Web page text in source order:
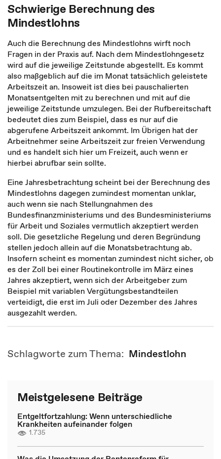
Schwierige Berechnung des
Mindestlohns
Auch die Berechnung des Mindestlohns wirft noch
Fragen in der Praxis auf. Nach dem Mindestlohngesetz
wird auf die jeweilige Zeitstunde abgestellt. Es kommt
also maßgeblich auf die im Monat tatsächlich geleistete
Arbeitszeit an. Insoweit ist dies bei pauschalierten
Monatsentgelten mit zu berechnen und mit auf die
jeweilige Zeitstunde umzulegen. Bei der Rufbereitschaft
bedeutet dies zum Beispiel, dass es nur auf die
abgerufene Arbeitszeit ankommt. Im Übrigen hat der
Arbeitnehmer seine Arbeitszeit zur freien Verwendung
und es handelt sich hier um Freizeit, auch wenn er
hierbei abrufbar sein sollte.
Eine Jahresbetrachtung scheint bei der Berechnung des
Mindestlohns dagegen zumindest momentan unklar,
auch wenn sie nach Stellungnahmen des
Bundesfinanzministeriums und des Bundesministeriums
für Arbeit und Soziales vermutlich akzeptiert werden
soll. Die gesetzliche Regelung und deren Begründung
stellen jedoch allein auf die Monatsbetrachtung ab.
Insofern scheint es momentan zumindest nicht sicher, ob
es der Zoll bei einer Routinekontrolle im März eines
Jahres akzeptiert, wenn sich der Arbeitgeber zum
Beispiel mit variablen Vergütungsbestandteilen
verteidigt, die erst im Juli oder Dezember des Jahres
ausgezahlt werden.
Schlagworte zum Thema: Mindestlohn
Meistgelesene Beiträge
Entgeltfortzahlung: Wenn unterschiedliche
Krankheiten aufeinander folgen
1.735